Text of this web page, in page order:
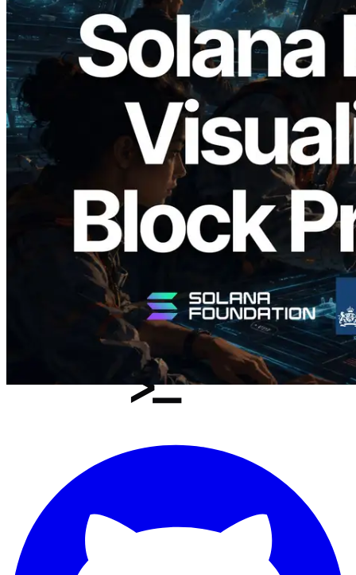
2026.05.24
Validators Solutions, Solana Block
Analyzer'ı Yayınladı — Slot Başına Blok
Üretim Süresi ve Görevli Doğrulayıcı
Görselleştirmesi
Bu makaleyi oku
Daha fazla yükle